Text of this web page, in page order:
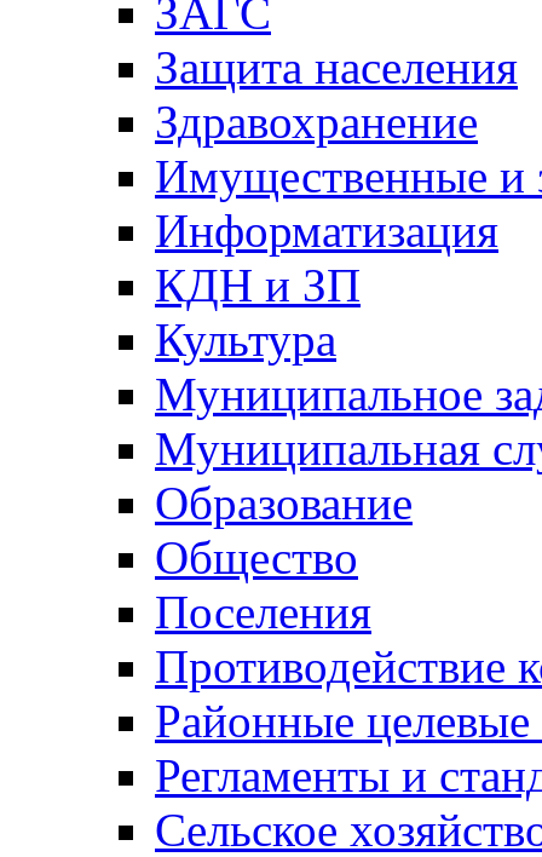
ЗАГС
Защита населения
Здравохранение
Имущественные и
Информатизация
КДН и ЗП
Культура
Муниципальное
Муниципальная
Образование
Общество
Поселения
Противодействие
Районные
Регламенты и
Сельское